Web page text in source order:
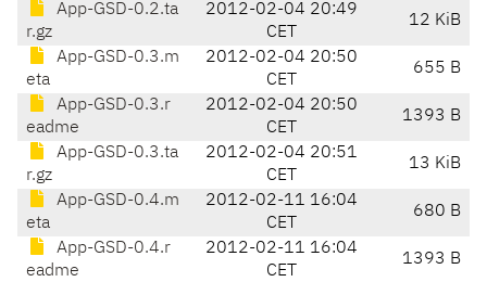
App-GSD-0.2.ta
r.gz
2012-02-04 20:49
CET
12 KiB
App-GSD-0.3.m
eta
2012-02-04 20:50
CET
655 B
App-GSD-0.3.r
eadme
2012-02-04 20:50
CET
1393 B
App-GSD-0.3.ta
r.gz
2012-02-04 20:51
CET
13 KiB
App-GSD-0.4.m
eta
2012-02-11 16:04
CET
680 B
App-GSD-0.4.r
eadme
2012-02-11 16:04
CET
1393 B